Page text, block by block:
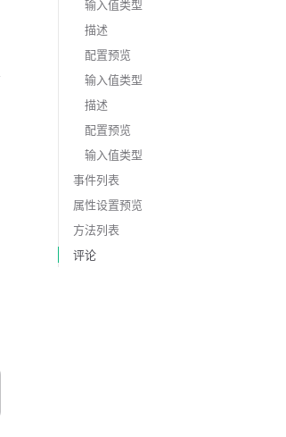
输入值类型
描述
配置预览
输入值类型
描述
配置预览
输入值类型
事件列表
属性设置预览
方法列表
评论